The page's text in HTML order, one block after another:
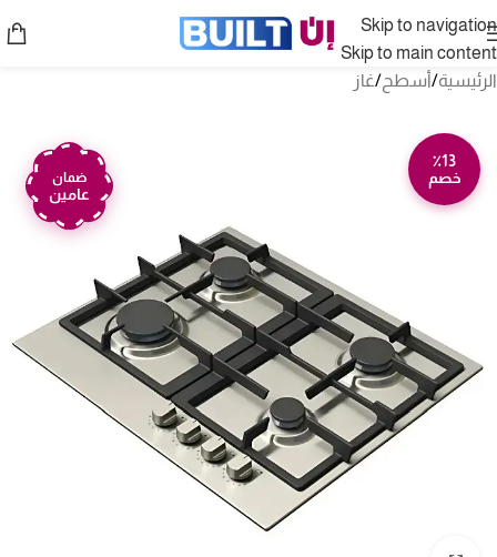
Skip to navigation
Skip to main content
الرئيسية/أسطح/غاز
٪13
خصم
ضمان
عامين